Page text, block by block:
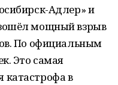
Адлер» и
мощный взрыв
По официальным
Это самая
в